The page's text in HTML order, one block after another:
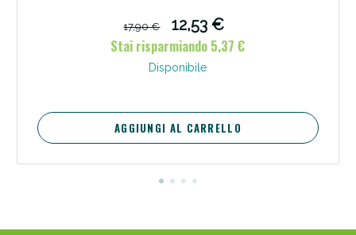
17,90 €
12,53 €
Stai risparmiando 5,37 €
Disponibile
AGGIUNGI AL CARRELLO